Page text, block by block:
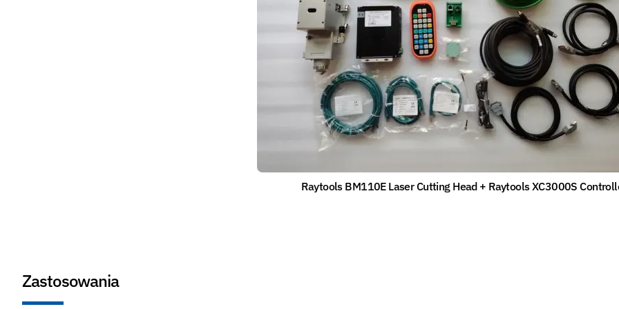
Raytools BM110E Laser Cutting Head + Raytools XC3000S
Zastosowania